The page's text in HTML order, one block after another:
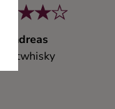
Andreas
Maltwhisky